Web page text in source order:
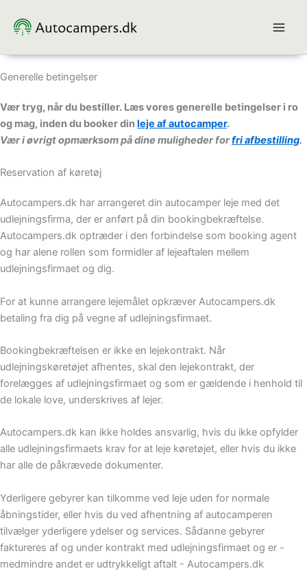
Generelle betingelser
Vær tryg, når du bestiller. Læs vores generelle betingelser i ro
og mag, inden du booker dinleje af autocamper.
Vær i øvrigt opmærksom på dine muligheder forfri afbestilling.
Reservation af køretøj
Autocampers.dk har arrangeret din autocamper leje med det
udlejningsfirma, der er anført på din bookingbekræftelse.
Autocampers.dk optræder i den forbindelse som booking agent
og har alene rollen som formidler af lejeaftalen mellem
udlejningsfirmaet og dig.
For at kunne arrangere lejemålet opkræver Autocampers.dk
betaling fra dig på vegne af udlejningsfirmaet.
Bookingbekræftelsen er ikke en lejekontrakt. Når
udlejningskøretøjet afhentes, skal den lejekontrakt, der
forelægges af udlejningsfirmaet og som er gældende i henhold til
de lokale love, underskrives af lejer.
Autocampers.dk kan ikke holdes ansvarlig, hvis du ikke opfylder
alle udlejningsfirmaets krav for at leje køretøjet, eller hvis du ikke
har alle de påkrævede dokumenter.
Yderligere gebyrer kan tilkomme ved leje uden for normale
åbningstider, eller hvis du ved afhentning af autocamperen
tilvælger yderligere ydelser og services. Sådanne gebyrer
faktureres af og under kontrakt med udlejningsfirmaet og er -
medmindre andet er udtrykkeligt aftalt - Autocampers.dk